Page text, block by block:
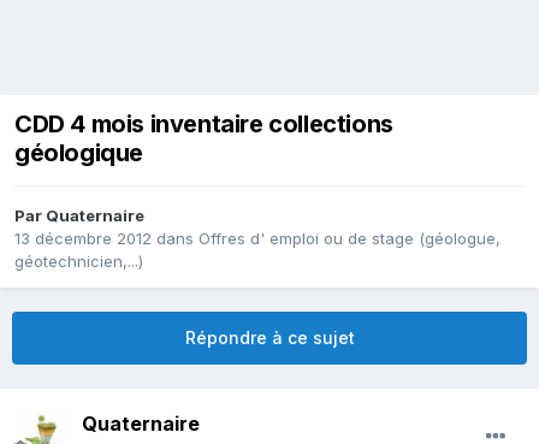
CDD 4 mois inventaire collections
géologique
Par Quaternaire
13 décembre 2012 dans Offres d' emploi ou de stage (géologue,
géotechnicien,...)
Répondre à ce sujet
Quaternaire